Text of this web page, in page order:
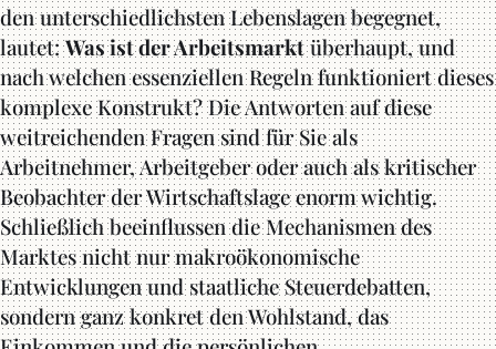
den unterschiedlichsten Lebenslagen begegnet,
lautet:Was ist der Arbeitsmarktüberhaupt, und
nach welchen essenziellen Regeln funktioniert dieses
komplexe Konstrukt? Die Antworten auf diese
weitreichenden Fragen sind für Sie als
Arbeitnehmer, Arbeitgeber oder auch als kritischer
Beobachter der Wirtschaftslage enorm wichtig.
Schließlich beeinflussen die Mechanismen des
Marktes nicht nur makroökonomische
Entwicklungen und staatliche Steuerdebatten,
sondern ganz konkret den Wohlstand, das